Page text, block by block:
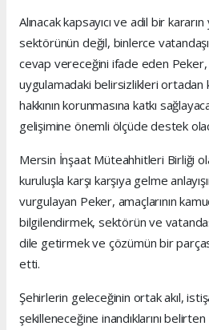
Alınacak kapsayıcı ve adil bir
sektörünün değil, binlerce
cevap vereceğini ifade eden Peker,
uygulamadaki belirsizlikleri ortadan
hakkının korunmasına katkı
gelişimine önemli ölçüde destek
Mersin İnşaat Müteahhitleri Birliği
kuruluşla karşı karşıya gelme
vurgulayan Peker, amaçlarının
bilgilendirmek, sektörün ve
dile getirmek ve çözümün bir
etti.
Şehirlerin geleceğinin ortak akıl,
şekilleneceğine inandıklarını